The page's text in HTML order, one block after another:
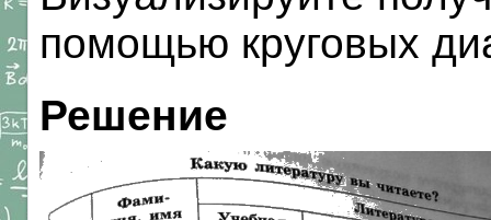
помощью круговых
Решение